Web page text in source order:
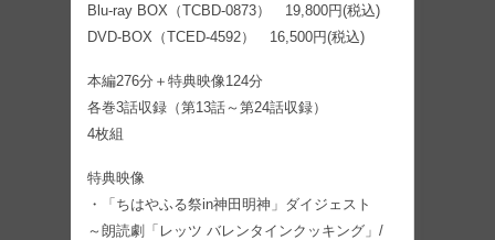
Blu-ray BOX（TCBD-0873） 19,800円(税込)
DVD-BOX（TCED-4592） 16,500円(税込)
本編276分＋特典映像124分
各巻3話収録（第13話～第24話収録）
4枚組
特典映像
・「ちはやふる祭in神田明神」ダイジェスト
～朗読劇「レッツ バレンタインクッキング」/